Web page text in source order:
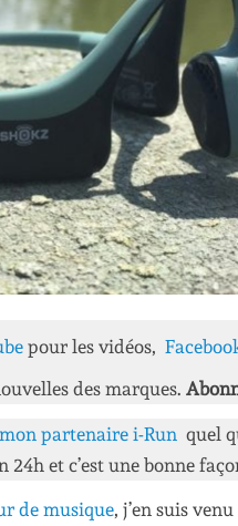
pour les vidéos,
des marques.
partenaire i-Run quel
et c’est une bonne
de musique, j’en suis